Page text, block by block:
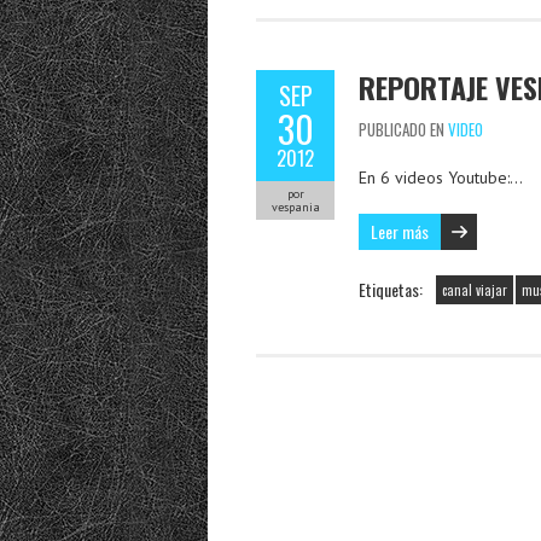
SEP
30
2012
por
vespania
REPORTAJE
PUBLICADO EN VIDEO
En 6 videos Youtube:…
Leer más
Etiquetas: canal viajar